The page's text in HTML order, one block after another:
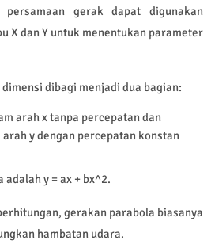
gerak dapat digunakan
X dan Y untuk menentukan parameter
dibagi menjadi dua bagian:
arah x tanpa percepatan dan
y dengan percepatan konstan
y = ax + bx^2.
gerakan parabola biasanya
hambatan udara.